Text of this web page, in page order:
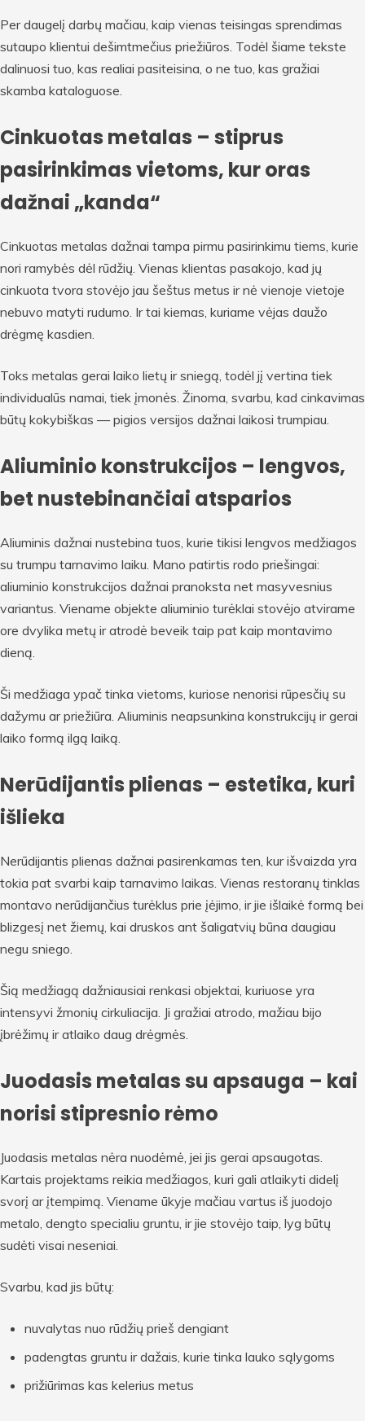
Per daugelį darbų mačiau, kaip vienas teisingas sprendimas
sutaupo klientui dešimtmečius priežiūros. Todėl šiame tekste
dalinuosi tuo, kas realiai pasiteisina, o ne tuo, kas gražiai
skamba kataloguose.
Cinkuotas metalas – stiprus
pasirinkimas vietoms, kur oras
dažnai „kanda“
Cinkuotas metalas dažnai tampa pirmu pasirinkimu tiems, kurie
nori ramybės dėl rūdžių. Vienas klientas pasakojo, kad jų
cinkuota tvora stovėjo jau šeštus metus ir nė vienoje vietoje
nebuvo matyti rudumo. Ir tai kiemas, kuriame vėjas daužo
drėgmę kasdien.
Toks metalas gerai laiko lietų ir sniegą, todėl jį vertina tiek
individualūs namai, tiek įmonės. Žinoma, svarbu, kad cinkavimas
būtų kokybiškas — pigios versijos dažnai laikosi trumpiau.
Aliuminio konstrukcijos – lengvos,
bet nustebinančiai atsparios
Aliuminis dažnai nustebina tuos, kurie tikisi lengvos medžiagos
su trumpu tarnavimo laiku. Mano patirtis rodo priešingai:
aliuminio konstrukcijos dažnai pranoksta net masyvesnius
variantus. Viename objekte aliuminio turėklai stovėjo atvirame
ore dvylika metų ir atrodė beveik taip pat kaip montavimo
dieną.
Ši medžiaga ypač tinka vietoms, kuriose nenorisi rūpesčių su
dažymu ar priežiūra. Aliuminis neapsunkina konstrukcijų ir gerai
laiko formą ilgą laiką.
Nerūdijantis plienas – estetika, kuri
išlieka
Nerūdijantis plienas dažnai pasirenkamas ten, kur išvaizda yra
tokia pat svarbi kaip tarnavimo laikas. Vienas restoranų tinklas
montavo nerūdijančius turėklus prie įėjimo, ir jie išlaikė formą bei
blizgesį net žiemų, kai druskos ant šaligatvių būna daugiau
negu sniego.
Šią medžiagą dažniausiai renkasi objektai, kuriuose yra
intensyvi žmonių cirkuliacija. Ji gražiai atrodo, mažiau bijo
įbrėžimų ir atlaiko daug drėgmės.
Juodasis metalas su apsauga – kai
norisi stipresnio rėmo
Juodasis metalas nėra nuodėmė, jei jis gerai apsaugotas.
Kartais projektams reikia medžiagos, kuri gali atlaikyti didelį
svorį ar įtempimą. Viename ūkyje mačiau vartus iš juodojo
metalo, dengto specialiu gruntu, ir jie stovėjo taip, lyg būtų
sudėti visai neseniai.
Svarbu, kad jis būtų:
nuvalytas nuo rūdžių prieš dengiant
padengtas gruntu ir dažais, kurie tinka lauko sąlygoms
prižiūrimas kas kelerius metus